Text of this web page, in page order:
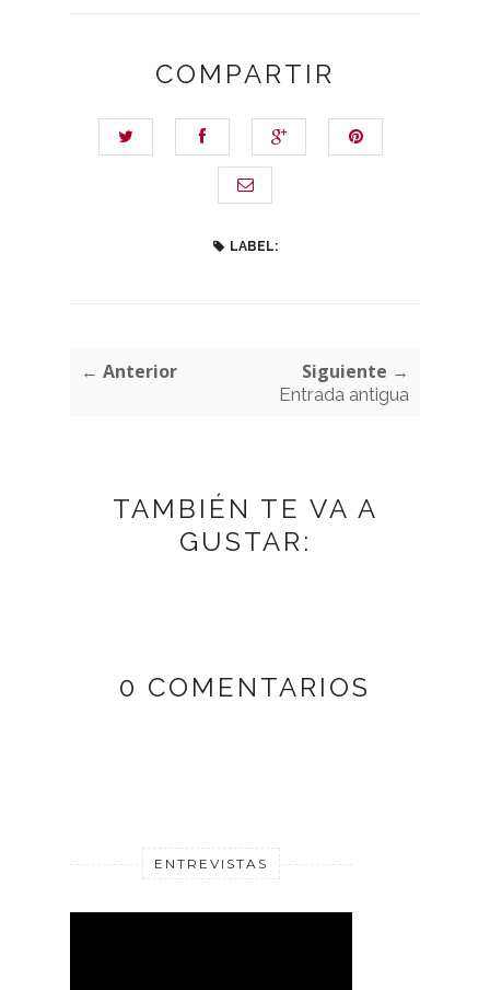
COMPARTIR
LABEL:
← Anterior Siguiente →
Entrada antigua
TAMBIÉN TE VA A
GUSTAR:
0 COMENTARIOS
ENTREVISTAS